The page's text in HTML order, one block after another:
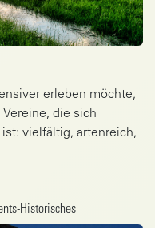
erleben möchte,
die sich
vielfältig, artenreich,
Historisches